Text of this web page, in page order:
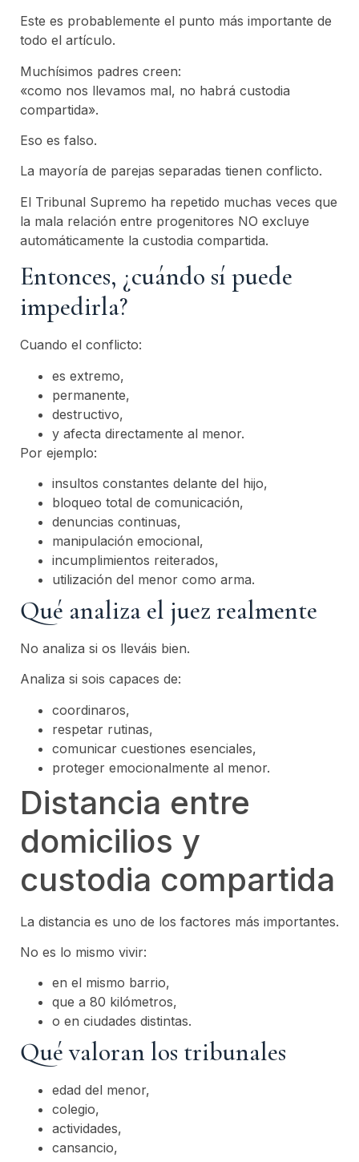
Este es probablemente el punto más importante de
todo el artículo.
Muchísimos padres creen:
«como nos llevamos mal, no habrá custodia
compartida».
Eso es falso.
La mayoría de parejas separadas tienen conflicto.
El Tribunal Supremo ha repetido muchas veces que
la mala relación entre progenitores NO excluye
automáticamente la custodia compartida.
Entonces, ¿cuándo sí puede
impedirla?
Cuando el conflicto:
es extremo,
permanente,
destructivo,
y afecta directamente al menor.
Por ejemplo:
insultos constantes delante del hijo,
bloqueo total de comunicación,
denuncias continuas,
manipulación emocional,
incumplimientos reiterados,
utilización del menor como arma.
Qué analiza el juez realmente
No analiza si os lleváis bien.
Analiza si sois capaces de:
coordinaros,
respetar rutinas,
comunicar cuestiones esenciales,
proteger emocionalmente al menor.
Distancia entre
domicilios y
custodia compartida
La distancia es uno de los factores más importantes.
No es lo mismo vivir:
en el mismo barrio,
que a 80 kilómetros,
o en ciudades distintas.
Qué valoran los tribunales
edad del menor,
colegio,
actividades,
cansancio,